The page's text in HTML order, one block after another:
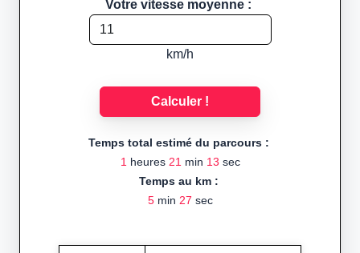
Votre vitesse moyenne :
km/h
Calculer !
Temps total estimé du parcours :
1heures 21min 13 sec
Temps au km :
5min 27 sec